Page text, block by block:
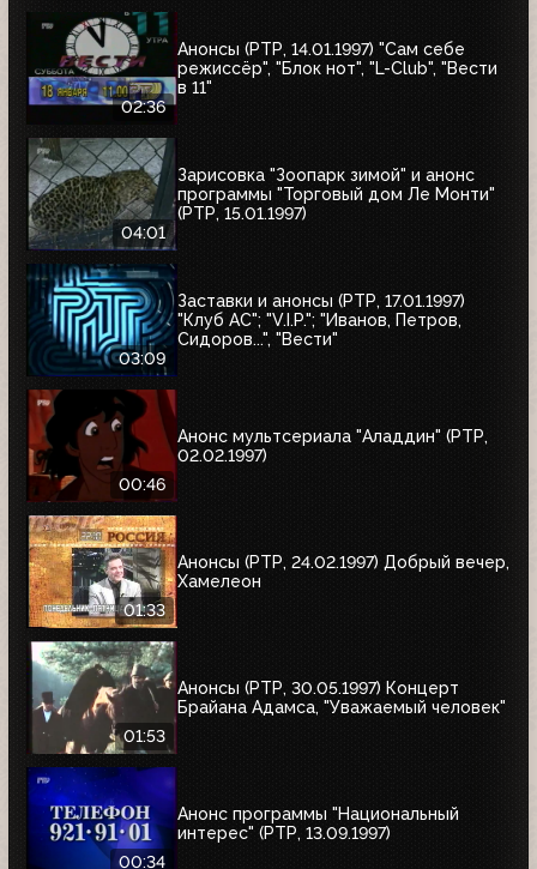
02:36
Анонсы (РТР, 14.01.1997) "Сам себе
режиссёр", "Блок нот", "L-Club", "Вести
в 11"
04:01
Зарисовка "Зоопарк зимой" и анонс
программы "Торговый дом Ле Монти"
(РТР, 15.01.1997)
03:09
Заставки и анонсы (РТР, 17.01.1997)
"Клуб АС"; "V.I.P."; "Иванов, Петров,
Сидоров...", "Вести"
00:46
Анонс мультсериала "Аладдин" (РТР,
02.02.1997)
01:33
Анонсы (РТР, 24.02.1997) Добрый вечер,
Хамелеон
01:53
Анонсы (РТР, 30.05.1997) Концерт
Брайана Адамса, "Уважаемый человек"
00:34
Анонс программы "Национальный
интерес" (РТР, 13.09.1997)